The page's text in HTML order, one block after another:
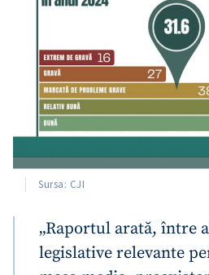
Sursa: CJI
„Raportul arată, între
legislative relevante